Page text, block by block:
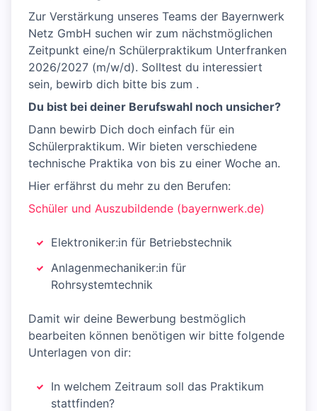
Zur Verstärkung unseres Teams der Bayernwerk
Netz GmbH suchen wir zum nächstmöglichen
Zeitpunkt eine/n Schülerpraktikum Unterfranken
2026/2027 (m/w/d). Solltest du interessiert
sein, bewirb dich bitte bis zum .
Du bist bei deiner Berufswahl noch unsicher?
Dann bewirb Dich doch einfach für ein
Schülerpraktikum. Wir bieten verschiedene
technische Praktika von bis zu einer Woche an.
Hier erfährst du mehr zu den Berufen:
Schüler und Auszubildende (bayernwerk.de)
Elektroniker:in für Betriebstechnik
Anlagenmechaniker:in für
Rohrsystemtechnik
Damit wir deine Bewerbung bestmöglich
bearbeiten können benötigen wir bitte folgende
Unterlagen von dir:
In welchem Zeitraum soll das Praktikum
stattfinden?